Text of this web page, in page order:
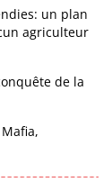
un plan
agriculteur
de la